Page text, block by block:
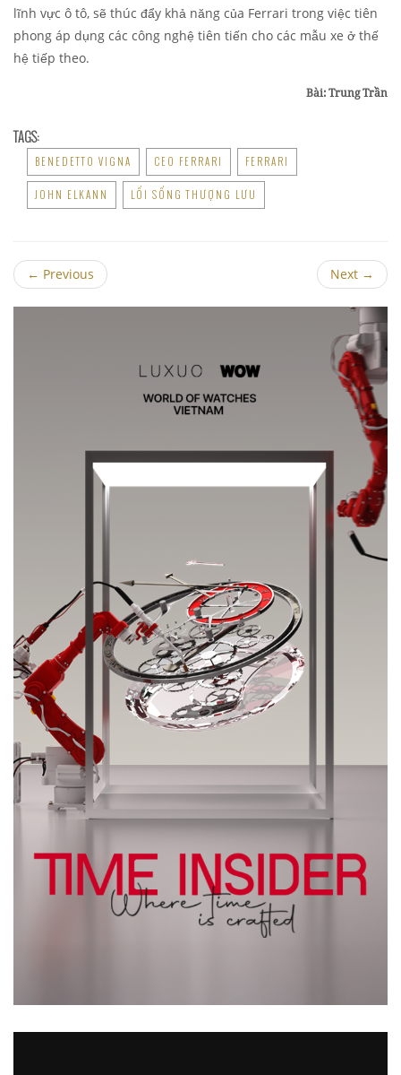
lĩnh vực ô tô, sẽ thúc đẩy khả năng của Ferrari trong việc tiên
phong áp dụng các công nghệ tiên tiến cho các mẫu xe ở thế
hệ tiếp theo.
Bài: Trung Trần
TAGS:
BENEDETTO VIGNA CEO FERRARI FERRARI
JOHN ELKANN LỐI SỐNG THƯỢNG LƯU
← Previous Next →